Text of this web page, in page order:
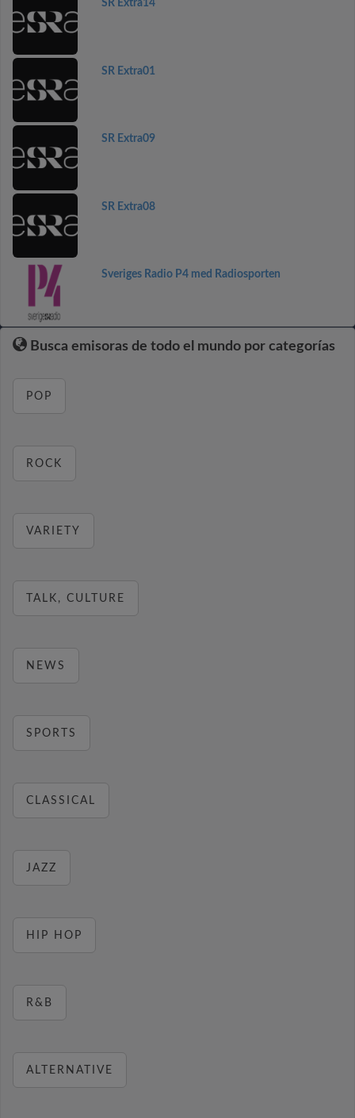
SR Extra14
SR Extra01
SR Extra09
SR Extra08
Sveriges Radio P4 med Radiosporten
Busca emisoras de todo el mundo por categorías
POP
ROCK
VARIETY
TALK, CULTURE
NEWS
SPORTS
CLASSICAL
JAZZ
HIP HOP
R&B
ALTERNATIVE